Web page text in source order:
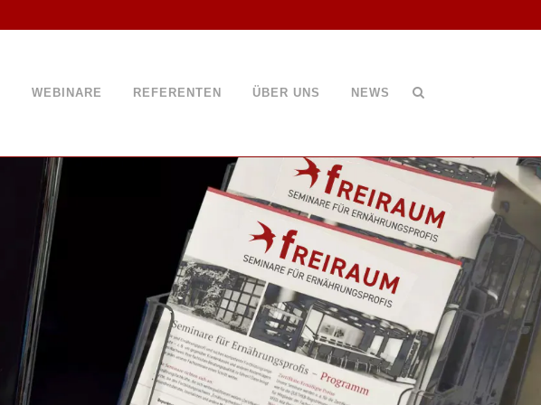
WEBINARE REFERENTEN ÜBER UNS NEWS